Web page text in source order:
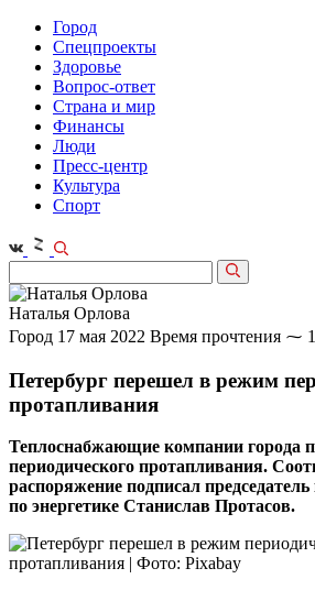
Город
Спецпроекты
Здоровье
Вопрос-ответ
Страна и мир
Финансы
Люди
Пресс-центр
Культура
Спорт
Наталья Орлова
Город 17 мая 2022 Время прочтения ⁓
Петербург перешел в режим
протапливания
Теплоснабжающие компании города
периодического протапливания.
распоряжение подписал
по энергетике Станислав Протасов.